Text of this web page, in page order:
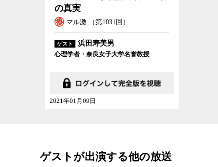
誰しも楽をしたいと考えるのが人情だ。裁判官
としてしまった方が、仕事が遙かに楽になるとい
谷氏は言う。
また、木谷氏は検察の権限が強すぎることも、
日本では2021年には、裁判が確定した21万3,315
合にして0.04％だ。つまり1万件につき4件しか無
確かに日本では起訴されたら99.9％の可能性で
のうち3分の2（64.2％）は検察によって
の真実
マル激 （第1031回）
ゲスト 浜田寿美男
心理学者・奈良女子大学名誉教授
2021年01月09日
ゲストが出演する他の放送